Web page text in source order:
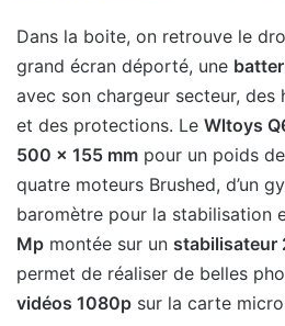
Dans la boite, on retrouve le
grand écran déporté, une
avec son chargeur secteur, des
et des protections. Le Wltoys
500 x 155 mm pour un poids de
quatre moteurs Brushed, d’un
baromètre pour la stabilisation
Mp montée sur un stabilisateur
permet de réaliser de belles
vidéos 1080p sur la carte